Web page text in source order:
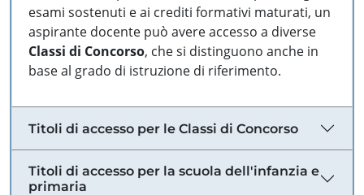
esami sostenuti e ai crediti formativi maturati, un
aspirante docente può avere accesso a diverse
Classi di Concorso, che si distinguono anche in
base al grado di istruzione di riferimento.
Titoli di accesso per le Classi di Concorso
Titoli di accesso per la scuola dell'infanzia e
primaria